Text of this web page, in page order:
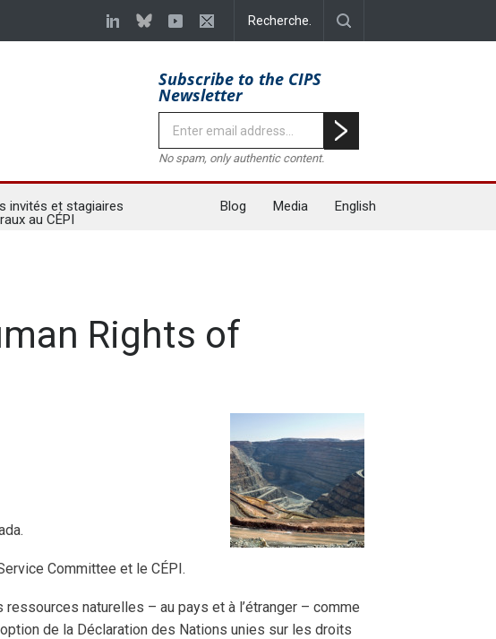
Subscribe to the CIPS
Newsletter
No spam, only authentic content.
invités et stagiaires
au CÉPI
Blog Media English
Rights of
Committee et le CÉPI.
naturelles – au pays et à l’étranger – comme
de la Déclaration des Nations unies sur les droits